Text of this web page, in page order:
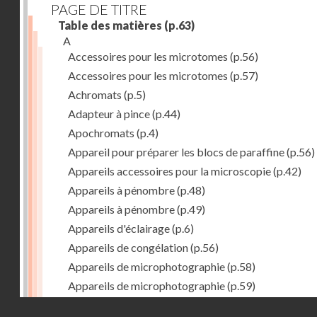
PAGE DE TITRE
Table des matières (p.63)
A
Accessoires pour les microtomes (p.56)
Accessoires pour les microtomes (p.57)
Achromats (p.5)
Adapteur à pince(p.44)
Apochromats (p.4)
Appareil pour préparer les blocs de paraffine(p.56)
Appareils accessoires pour la microscopie(p.42)
Appareils à pénombre(p.48)
Appareils à pénombre(p.49)
Appareils d'éclairage(p.6)
Appareils de congélation(p.56)
Appareils de microphotographie(p.58)
Appareils de microphotographie(p.59)